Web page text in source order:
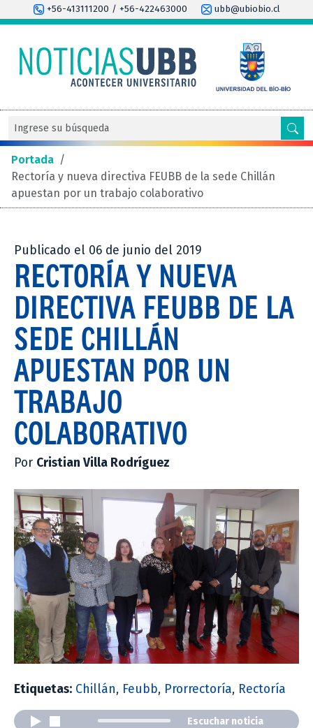
+56-413111200 / +56-422463000 ubb@ubiobio.cl
Portada /
Rectoría y nueva directiva FEUBB de la sede Chillán
apuestan por un trabajo colaborativo
Publicado el 06 de junio del 2019
RECTORÍA Y NUEVA
DIRECTIVA FEUBB DE LA
SEDE CHILLÁN
APUESTAN POR UN
TRABAJO
COLABORATIVO
Por Cristian Villa Rodríguez
Etiquetas: Chillán, Feubb, Prorrectoría, Rectoría
Escuchar noticia